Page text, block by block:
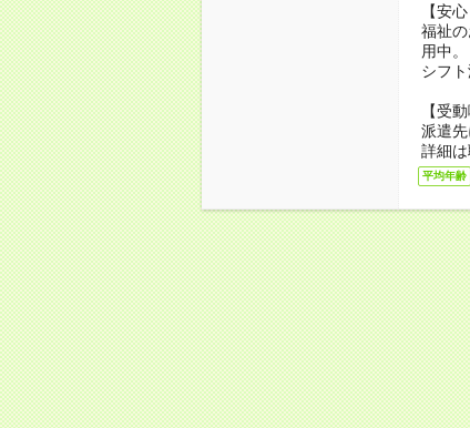
【安
福祉
用中。
シフ
【受
派遣先
詳細
平均年齢